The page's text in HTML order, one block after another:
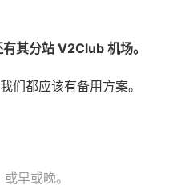
其分站 V2Club 机场。
们都应该有备用方案。
早或晚。